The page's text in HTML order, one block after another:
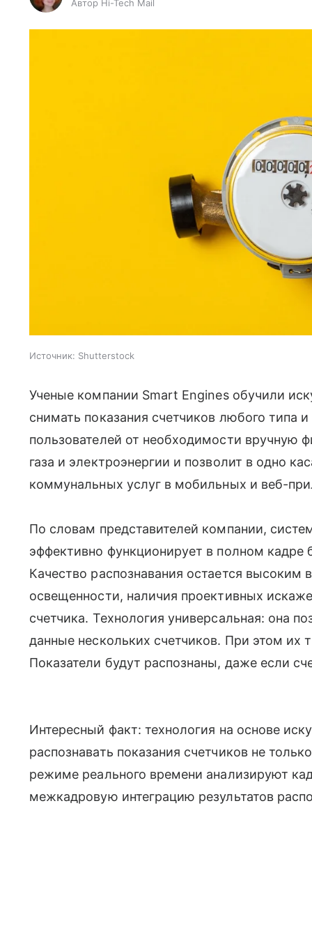
Автор Hi-Tech Mail
Источник: Shutterstock
Ученые компании Smart Engines обучили
снимать показания счетчиков любого типа
пользователей от необходимости вручную
газа и электроэнергии и позволит в одно
коммунальных услуг в мобильных и веб-
По словам представителей компании,
эффективно функционирует в полном
Качество распознавания остается высоким
освещенности, наличия проективных
счетчика. Технология универсальная: она
данные нескольких счетчиков. При этом их
Показатели будут распознаны, даже если
Интересный факт: технология на основе
распознавать показания счетчиков не
режиме реального времени анализируют
межкадровую интеграцию результатов